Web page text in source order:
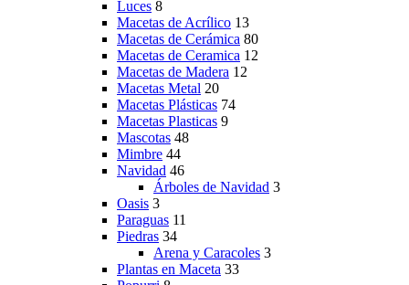
Luces 8
Macetas de Acrílico 13
Macetas de Cerámica 80
Macetas de Ceramica 12
Macetas de Madera 12
Macetas Metal 20
Macetas Plásticas 74
Macetas Plasticas 9
Mascotas 48
Mimbre 44
Navidad 46
Árboles de Navidad 3
Oasis 3
Paraguas 11
Piedras 34
Arena y Caracoles 3
Plantas en Maceta 33